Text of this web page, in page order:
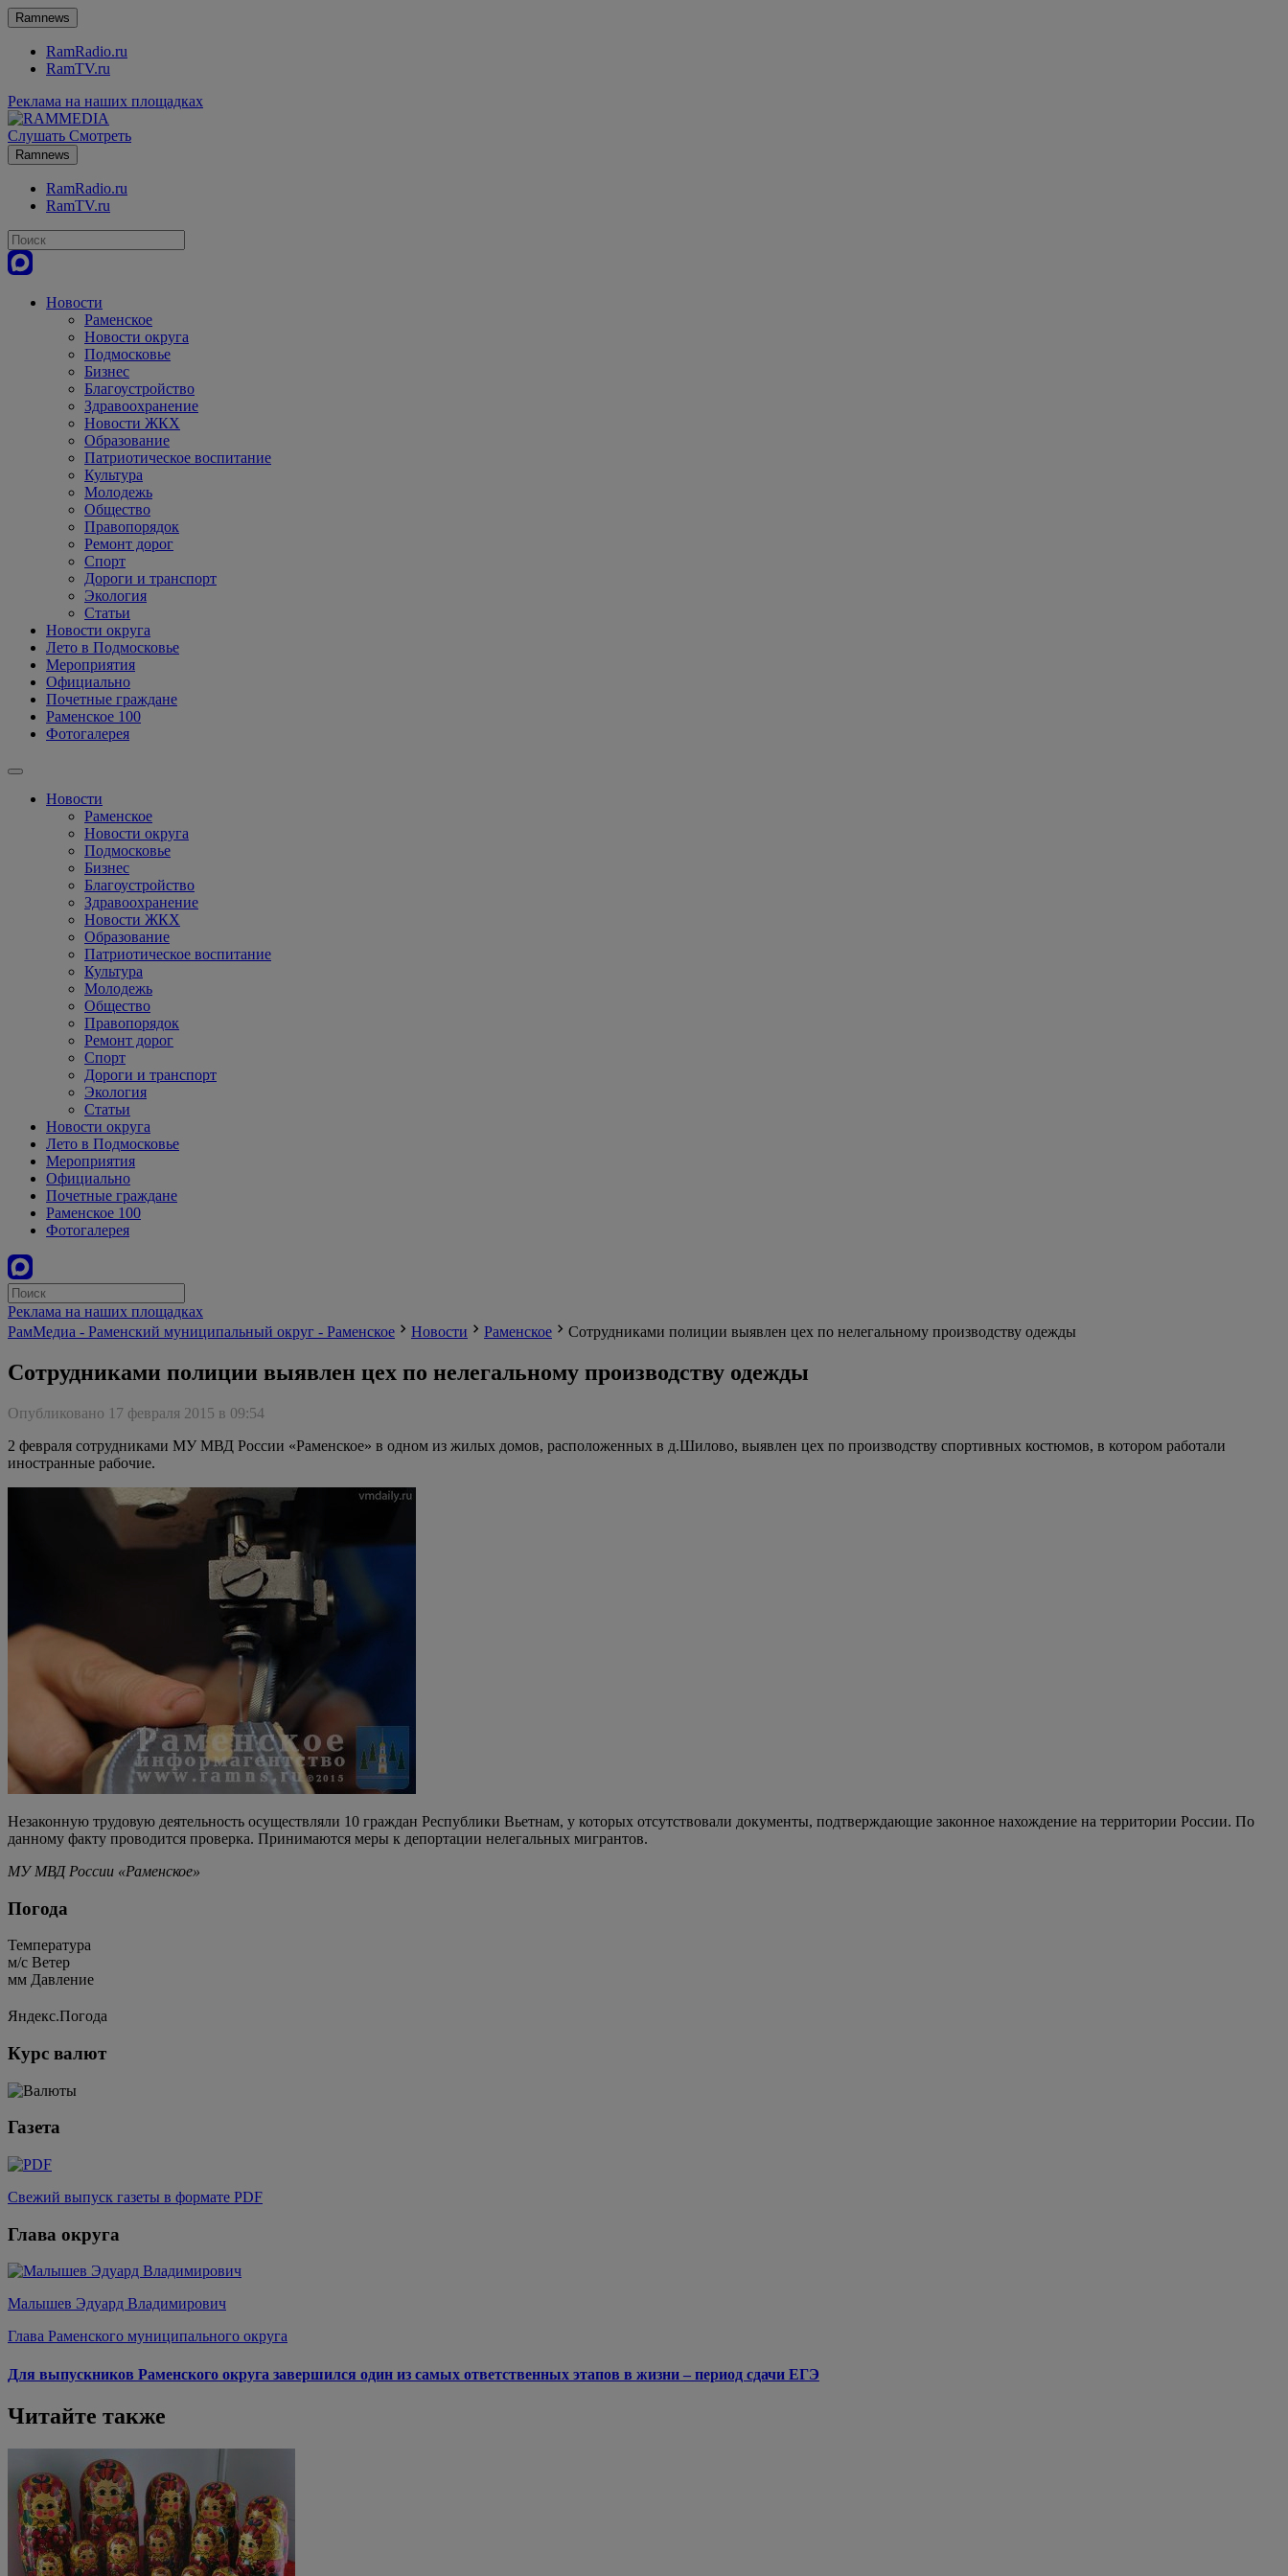
Ramnews
RamRadio.ru
RamTV.ru
Реклама на наших площадках
Слушать Смотреть
Ramnews
RamRadio.ru
RamTV.ru
Новости
Раменское
Новости округа
Подмосковье
Бизнес
Благоустройство
Здравоохранение
Новости ЖКХ
Образование
Патриотическое воспитание
Культура
Молодежь
Общество
Правопорядок
Ремонт дорог
Спорт
Дороги и транспорт
Экология
Статьи
Новости округа
Лето в Подмосковье
Мероприятия
Официально
Почетные граждане
Раменское 100
Фотогалерея
Новости
Раменское
Новости округа
Подмосковье
Бизнес
Благоустройство
Здравоохранение
Новости ЖКХ
Образование
Патриотическое воспитание
Культура
Молодежь
Общество
Правопорядок
Ремонт дорог
Спорт
Дороги и транспорт
Экология
Статьи
Новости округа
Лето в Подмосковье
Мероприятия
Официально
Почетные граждане
Раменское 100
Фотогалерея
Реклама на наших площадках
РамМедиа - Раменский муниципальный округ - Раменское
Новости Раменское Сотрудниками полиции выявлен цех по нелегальному производству одежды
Сотрудниками полиции выявлен цех по нелегальному производству одежды
Опубликовано 17 февраля 2015 в 09:54
2 февраля сотрудниками МУ МВД России «Раменское» в одном из жилых домов, расположенных в д.Шилово, выявлен цех по производству спортивных костюмов, в котором работали
иностранные рабочие.
Незаконную трудовую деятельность осуществляли 10 граждан Республики Вьетнам, у которых отсутствовали документы, подтверждающие законное нахождение на территории России. По
данному факту проводится проверка. Принимаются меры к депортации нелегальных мигрантов.
МУ МВД России «Раменское»
Погода
Температура
м/c Ветер
мм Давление
Яндекс.Погода
Курс валют
Газета
Свежий выпуск газеты в формате PDF
Глава округа
Малышев Эдуард Владимирович
Глава Раменского муниципального округа
Для выпускников Раменского округа завершился один из самых ответственных этапов в жизни – период сдачи ЕГЭ
Читайте также